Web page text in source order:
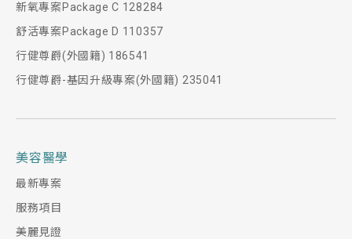
新氧專案Package C 128284
舒活專案Package D 110357
行健尊爵(外國籍) 186541
行健尊爵-基因升級專案(外國籍) 235041
美容醫學
最新專案
服務項目
美麗見證